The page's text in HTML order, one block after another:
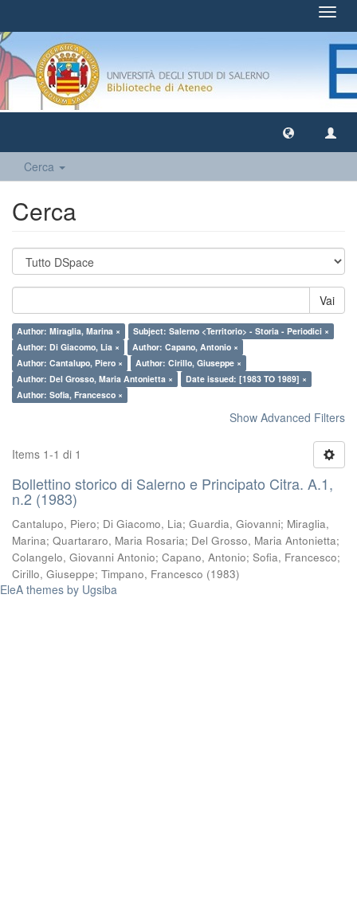
Cerca
Cerca
Vai
Author: Miraglia, Marina ×
Subject: Salerno <Territorio> - Storia - Periodici ×
Author: Di Giacomo, Lia ×
Author: Capano, Antonio ×
Author: Cantalupo, Piero ×
Author: Cirillo, Giuseppe ×
Author: Del Grosso, Maria Antonietta ×
Date issued: [1983 TO 1989] ×
Author: Sofia, Francesco ×
Show Advanced Filters
Items 1-1 di 1
Bollettino storico di Salerno e Principato Citra. A.1,
n.2 (1983)
Cantalupo, Piero; Di Giacomo, Lia; Guardia, Giovanni; Miraglia,
Marina; Quartararo, Maria Rosaria; Del Grosso, Maria Antonietta;
Colangelo, Giovanni Antonio; Capano, Antonio; Sofia, Francesco;
Cirillo, Giuseppe; Timpano, Francesco (1983)
EleA themes by Ugsiba